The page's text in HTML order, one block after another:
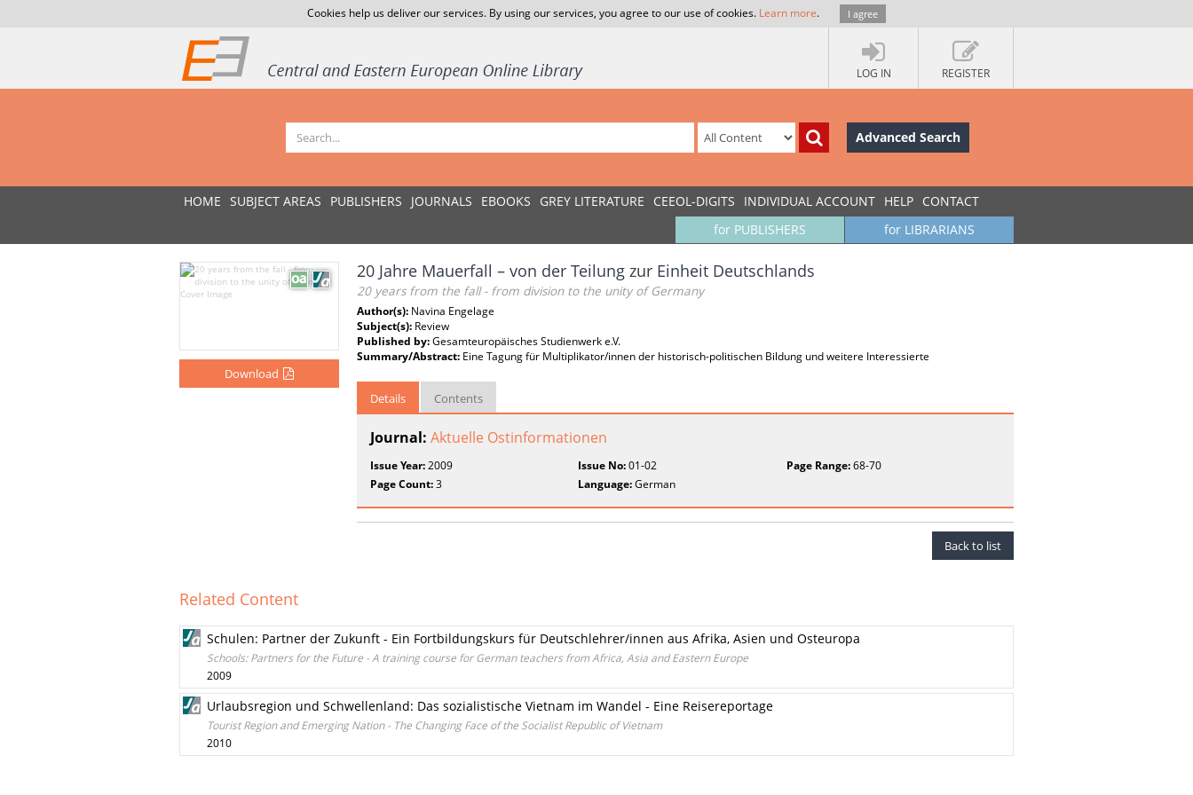
Cookies help us deliver our services. By using our services, you agree to our use of cookies. Learn more. I agree
LOG IN REGISTER
Advanced Search
HOME SUBJECT AREAS PUBLISHERS JOURNALS EBOOKS GREY LITERATURE CEEOL-DIGITS INDIVIDUAL ACCOUNT HELP CONTACT
for LIBRARIANS
for PUBLISHERS
Download
20 Jahre Mauerfall – von der Teilung zur Einheit Deutschlands
20 years from the fall - from division to the unity of Germany
Author(s): Navina Engelage
Subject(s): Review
Published by:Gesamteuropäisches Studienwerk e.V.
Summary/Abstract: Eine Tagung für Multiplikator/innen der historisch-politischen Bildung und weitere Interessierte
Details Contents
Journal: Aktuelle Ostinformationen
Issue Year:2009 Issue No:01-02 Page Range:68-70
Page Count:3 Language:German
Back to list
Related Content
Schulen: Partner der Zukunft - Ein Fortbildungskurs für Deutschlehrer/innen aus Afrika, Asien und Osteuropa
Schools: Partners for the Future - A training course for German teachers from Africa, Asia and Eastern Europe
2009
Urlaubsregion und Schwellenland: Das sozialistische Vietnam im Wandel - Eine Reisereportage
Tourist Region and Emerging Nation - The Changing Face of the Socialist Republic of Vietnam
2010